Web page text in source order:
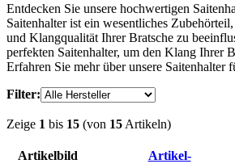
Entdecken Sie unsere hochwertigen
Saitenhalter ist ein wesentliches
und Klangqualität Ihrer Bratsche zu
perfekten Saitenhalter, um den Klang Ihrer
Erfahren Sie mehr über unsere Saitenhalter
Filter:
Zeige 1 bis 15 (von 15 Artikeln)
Artikelbild Artikel-